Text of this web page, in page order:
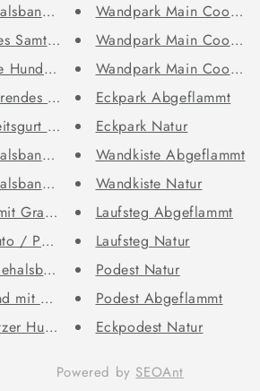
personalis...
Samt Hundehal...
Hundemarke Kno...
Hundehal...
für Hunde...
aus Leder ...
aus Rindsl...
Gravur, Name un...
/ PKW Sicherh...
mit Nam...
mit Namen und Te...
Hundehalsba...
Wandpark Main Coon
Wandpark Main Coon
Wandpark Main Coon
Eckpark Abgeflammt
Eckpark Natur
Wandkiste Abgeflammt
Wandkiste Natur
Laufsteg Abgeflammt
Laufsteg Natur
Podest Natur
Podest Abgeflammt
Eckpodest Natur
Powered by SEOAnt